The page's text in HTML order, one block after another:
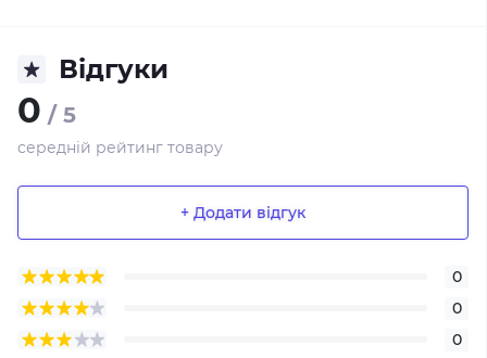
Відгуки
0 / 5
середній рейтинг товару
+ Додати відгук
0
0
0